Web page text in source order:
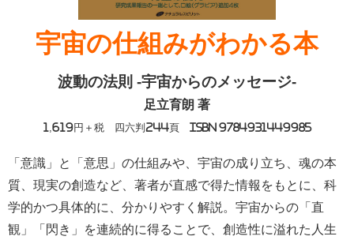
宇宙の仕組みがわかる本
波動の法則 -宇宙からのメッセージ-
足立育朗 著
1,619円＋税 四六判244頁 ISBN 9784931449985
「意識」と「意思」の仕組みや、宇宙の成り立ち、魂の本
質、現実の創造など、著者が直感で得た情報をもとに、科
学的かつ具体的に、分かりやすく解説。宇宙からの「直
観」「閃き」を連続的に得ることで、創造性に溢れた人生